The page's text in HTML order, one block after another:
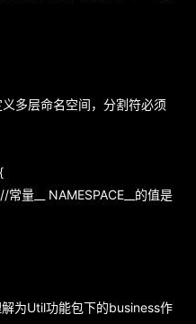
层命名空间，分割符必须
__ NAMESPACE__的值是
为Util功能包下的business作